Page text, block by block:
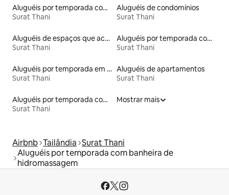
Aluguéis por temporada com suítes privativas
Surat Thani
Aluguéis de condomínios
Surat Thani
Aluguéis de espaços que aceitam animais de estimação
Surat Thani
Aluguéis por temporada com caiaque
Surat Thani
Aluguéis por temporada em albergue
Surat Thani
Aluguéis de apartamentos
Surat Thani
Aluguéis por temporada com sauna
Surat Thani
Mostrar mais
Airbnb Tailândia Surat Thani
Aluguéis por temporada com banheira de
hidromassagem